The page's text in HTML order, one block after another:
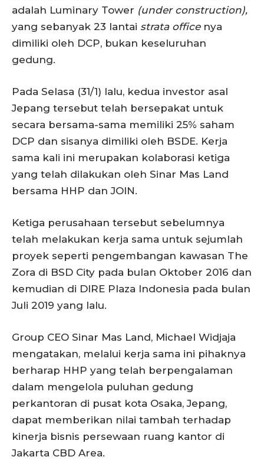
adalah Luminary Tower (under construction),
yang sebanyak 23 lantai strata officenya
dimiliki oleh DCP, bukan keseluruhan
gedung.
Pada Selasa (31/1) lalu, kedua investor asal
Jepang tersebut telah bersepakat untuk
secara bersama-sama memiliki 25% saham
DCP dan sisanya dimiliki oleh BSDE. Kerja
sama kali ini merupakan kolaborasi ketiga
yang telah dilakukan oleh Sinar Mas Land
bersama HHP dan JOIN.
Ketiga perusahaan tersebut sebelumnya
telah melakukan kerja sama untuk sejumlah
proyek seperti pengembangan kawasan The
Zora di BSD City pada bulan Oktober 2016 dan
kemudian di DIRE Plaza Indonesia pada bulan
Juli 2019 yang lalu.
Group CEO Sinar Mas Land, Michael Widjaja
mengatakan, melalui kerja sama ini pihaknya
berharap HHP yang telah berpengalaman
dalam mengelola puluhan gedung
perkantoran di pusat kota Osaka, Jepang,
dapat memberikan nilai tambah terhadap
kinerja bisnis persewaan ruang kantor di
Jakarta CBD Area.